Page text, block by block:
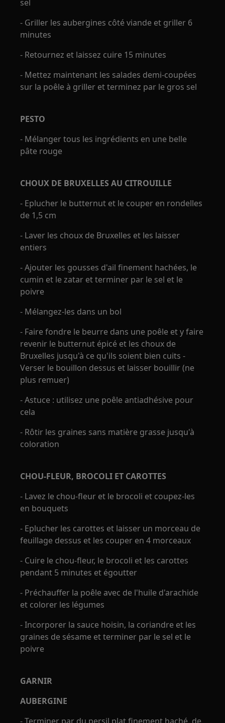
sel
- Griller les aubergines côté viande et griller 6
minutes
- Retournez et laissez cuire 15 minutes
- Mettez maintenant les salades demi-coupées
sur la poêle à griller et terminez par le gros sel
PESTO
- Mélanger tous les ingrédients en une belle
pâte rouge
CHOUX DE BRUXELLES AU CITROUILLE
- Eplucher le butternut et le couper en rondelles
de 1,5 cm
- Laver les choux de Bruxelles et les laisser
entiers
- Ajouter les gousses d'ail finement hachées, le
cumin et le zatar et terminer par le sel et le
poivre
- Mélangez-les dans un bol
- Faire fondre le beurre dans une poêle et y faire
revenir le butternut épicé et les choux de
Bruxelles jusqu'à ce qu'ils soient bien cuits -
Verser le bouillon dessus et laisser bouillir (ne
plus remuer)
- Astuce : utilisez une poêle antiadhésive pour
cela
- Rôtir les graines sans matière grasse jusqu'à
coloration
CHOU-FLEUR, BROCOLI ET CAROTTES
- Lavez le chou-fleur et le brocoli et coupez-les
en bouquets
- Eplucher les carottes et laisser un morceau de
feuillage dessus et les couper en 4 morceaux
- Cuire le chou-fleur, le brocoli et les carottes
pendant 5 minutes et égoutter
- Préchauffer la poêle avec de l'huile d'arachide
et colorer les légumes
- Incorporer la sauce hoisin, la coriandre et les
graines de sésame et terminer par le sel et le
poivre
GARNIR
AUBERGINE